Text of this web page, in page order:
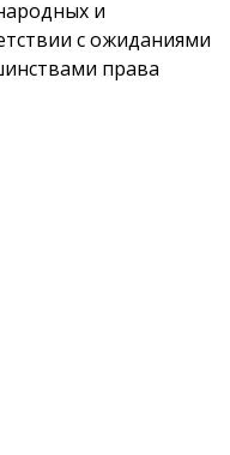
и
с ожиданиями
права